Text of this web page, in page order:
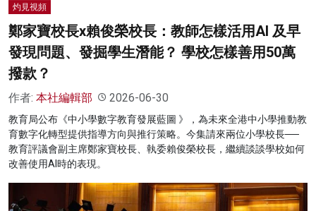
灼見視頻
鄭家寶校長x賴俊榮校長：教師怎樣活用AI 及早
發現問題、發掘學生潛能？ 學校怎樣善用50萬
撥款？
作者: 本社編輯部 2026-06-30
教育局公布《中小學數字教育發展藍圖 》，為未來全港中小學推動教
育數字化轉型提供指導方向與推行策略。今集請來兩位小學校長──
教育評議會副主席鄭家寶校長、執委賴俊榮校長，繼續談談學校如何
改善使用AI時的表現。